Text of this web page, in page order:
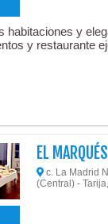
habitaciones y
y restaurante
EL
c. La Madrid
(Central) - Tarija,